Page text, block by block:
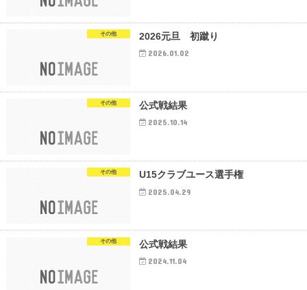
その他 2026元旦 初蹴り
2026.01.02
その他 公式戦結果
2025.10.14
その他 U15クラブユース選手権
2025.04.29
その他 公式戦結果
2024.11.04